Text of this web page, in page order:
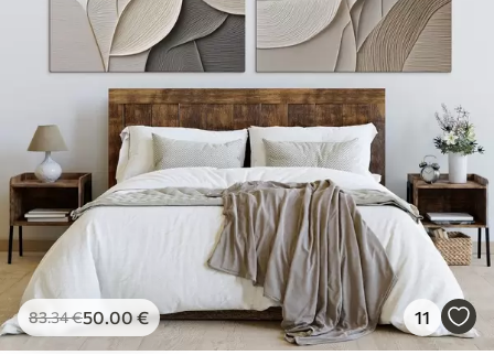
83.34€50.00€ 11